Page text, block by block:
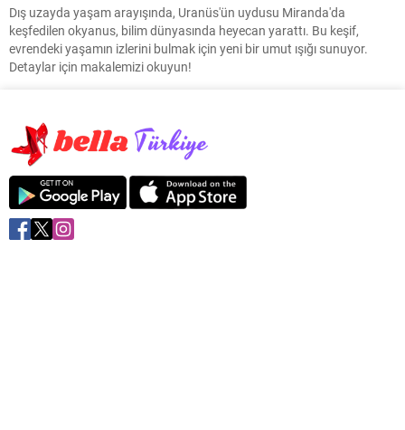
Dış uzayda yaşam arayışında, Uranüs'ün uydusu Miranda'da
keşfedilen okyanus, bilim dünyasında heyecan yarattı. Bu keşif,
evrendeki yaşamın izlerini bulmak için yeni bir umut ışığı sunuyor.
Detaylar için makalemizi okuyun!